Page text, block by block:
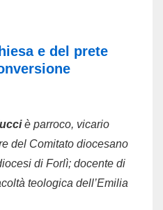
e del prete
è parroco, vicario
del Comitato diocesano
di Forlì; docente di
teologica dell’Emilia